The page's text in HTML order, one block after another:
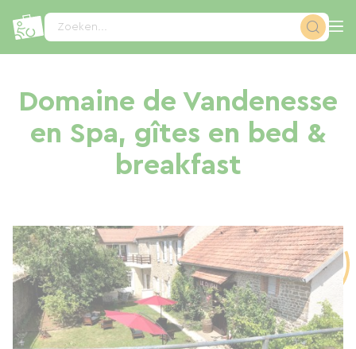
Zoeken...
Domaine de Vandenesse
en Spa, gîtes en bed &
breakfast
Cookies beheer paneel